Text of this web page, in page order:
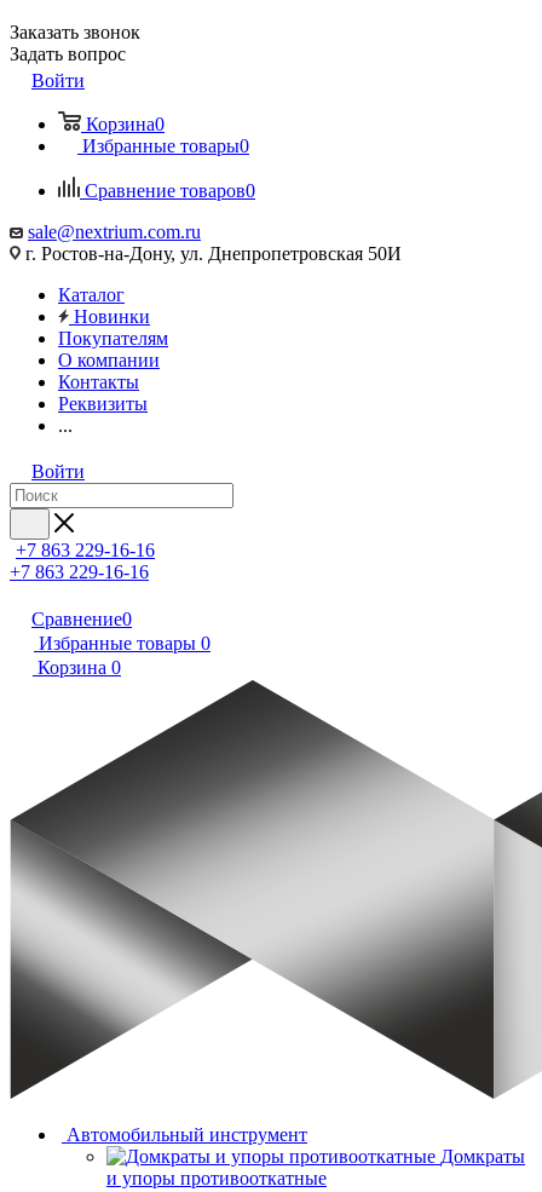
Заказать звонок
Задать вопрос
Войти
Корзина0
Избранные товары0
Сравнение товаров0
sale@nextrium.com.ru
г. Ростов-на-Дону, ул. Днепропетровская 50И
Каталог
Новинки
Покупателям
О компании
Контакты
Реквизиты
...
Войти
+7 863 229-16-16
+7 863 229-16-16
Сравнение0
Избранные товары 0
Корзина 0
Автомобильный инструмент
Домкраты
и упоры противооткатные